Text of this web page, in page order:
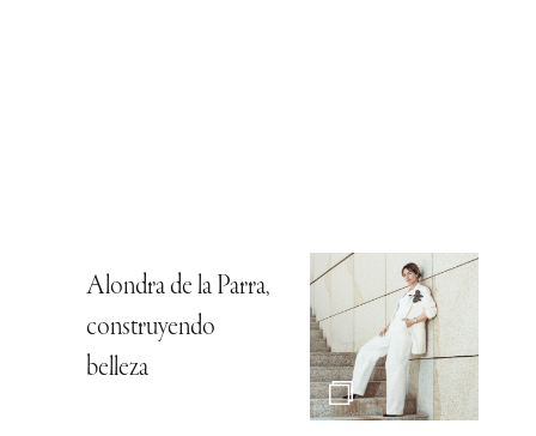
Alondra de la Parra,
construyendo
belleza